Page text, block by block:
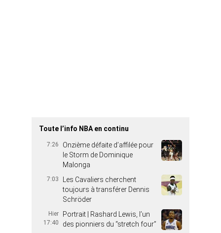
Toute l’info NBA en continu
7:26
Onzième défaite d’affilée pour
le Storm de Dominique
Malonga
7:03
Les Cavaliers cherchent
toujours à transférer Dennis
Schröder
Hier
17:40
Portrait | Rashard Lewis, l’un
des pionniers du “stretch four”